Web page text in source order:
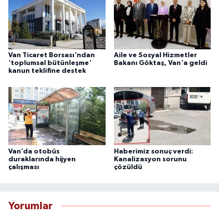
Van Ticaret Borsası'ndan
'toplumsal bütünleşme'
kanun teklifine destek
Aile ve Sosyal Hizmetler
Bakanı Göktaş, Van'a geldi
Van’da otobüs
duraklarında hijyen
çalışması
Haberimiz sonuç verdi:
Kanalizasyon sorunu
çözüldü
Yorumlar